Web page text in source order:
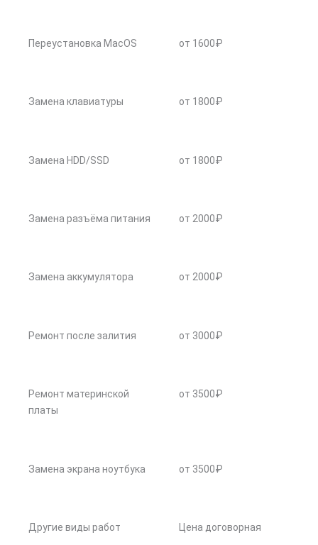
Переустановка MacOS от 1600₽
Замена клавиатуры от 1800₽
Замена HDD/SSD от 1800₽
Замена разъёма питания от 2000₽
Замена аккумулятора от 2000₽
Ремонт после залития от 3000₽
Ремонт материнской
платы
от 3500₽
Замена экрана ноутбука от 3500₽
Другие виды работ Цена договорная